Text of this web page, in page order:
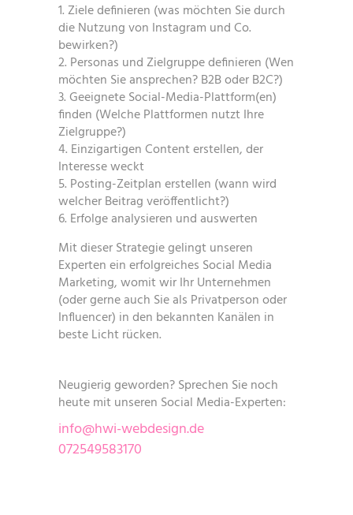
Ziele definieren (was möchten Sie durch
die Nutzung von Instagram und Co.
bewirken?)
Personas und Zielgruppe definieren (Wen
möchten Sie ansprechen? B2B oder B2C?)
Geeignete Social-Media-Plattform(en)
finden (Welche Plattformen nutzt Ihre
Zielgruppe?)
Einzigartigen Content erstellen, der
Interesse weckt
Posting-Zeitplan erstellen (wann wird
welcher Beitrag veröffentlicht?)
Erfolge analysieren und auswerten
Mit dieser Strategie gelingt unseren
Experten ein erfolgreiches Social Media
Marketing, womit wir Ihr Unternehmen
(oder gerne auch Sie als Privatperson oder
Influencer) in den bekannten Kanälen in
beste Licht rücken.
Neugierig geworden? Sprechen Sie noch
heute mit unseren Social Media-Experten:
info@hwi-webdesign.de
072549583170